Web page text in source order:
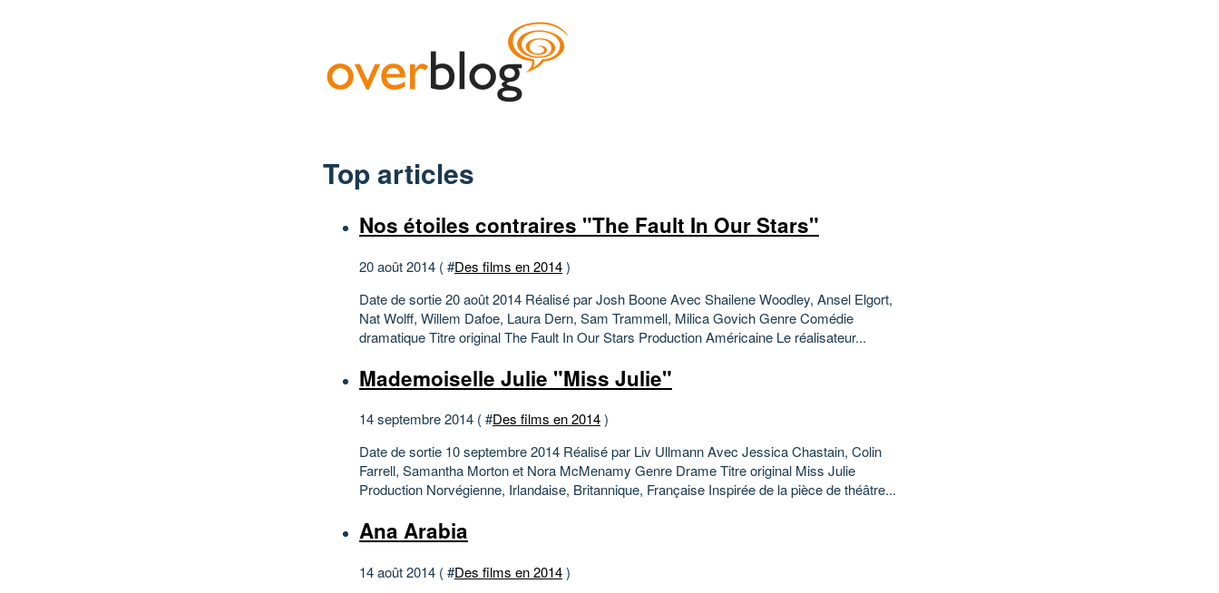
Top articles
Nos étoiles contraires "The Fault In Our Stars"
20 août 2014 ( #Des films en 2014)
Date de sortie 20 août 2014 Réalisé par Josh Boone Avec Shailene Woodley, Ansel Elgort,
Nat Wolff, Willem Dafoe, Laura Dern, Sam Trammell, Milica Govich Genre Comédie
dramatique Titre original The Fault In Our Stars Production Américaine Le réalisateur...
Mademoiselle Julie "Miss Julie"
14 septembre 2014 ( #Des films en 2014)
Date de sortie 10 septembre 2014 Réalisé par Liv Ullmann Avec Jessica Chastain, Colin
Farrell, Samantha Morton et Nora McMenamy Genre Drame Titre original Miss Julie
Production Norvégienne, Irlandaise, Britannique, Française Inspirée de la pièce de théâtre...
Ana Arabia
14 août 2014 ( #Des films en 2014)